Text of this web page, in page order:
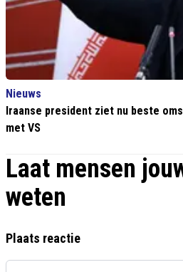
Nieuws
Iraanse president ziet nu beste
met VS
Laat mensen
weten
Plaats reactie